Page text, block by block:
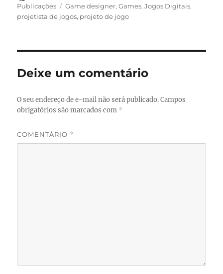
em
Publicações
Tags
Game designer,Games,Jogos Digitais,
projetista de jogos, projeto de jogo
Deixe um comentário
O seu endereço de e-mail não será publicado. Campos
obrigatórios são marcados com *
COMENTÁRIO *